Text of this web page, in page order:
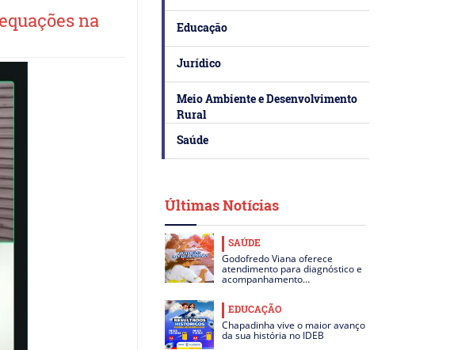
na
Educação
Jurídico
Meio Ambiente e Desenvolvimento
Rural
Saúde
Últimas Notícias
SAÚDE
Godofredo Viana oferece
atendimento para diagnóstico e
acompanhamento…
EDUCAÇÃO
Chapadinha vive o maior avanço
da sua história no IDEB